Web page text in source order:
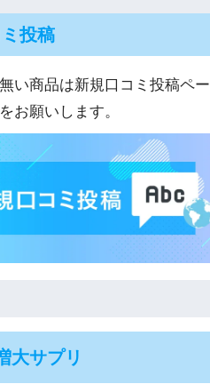
投稿
い商品は新規口コミ投稿ペー
お願いします。
大サプリ